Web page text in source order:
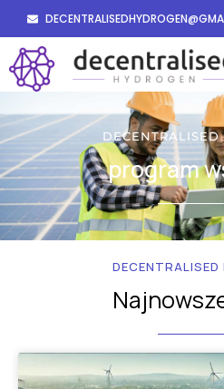
DECENTRALISED
program
DECENTRALISED